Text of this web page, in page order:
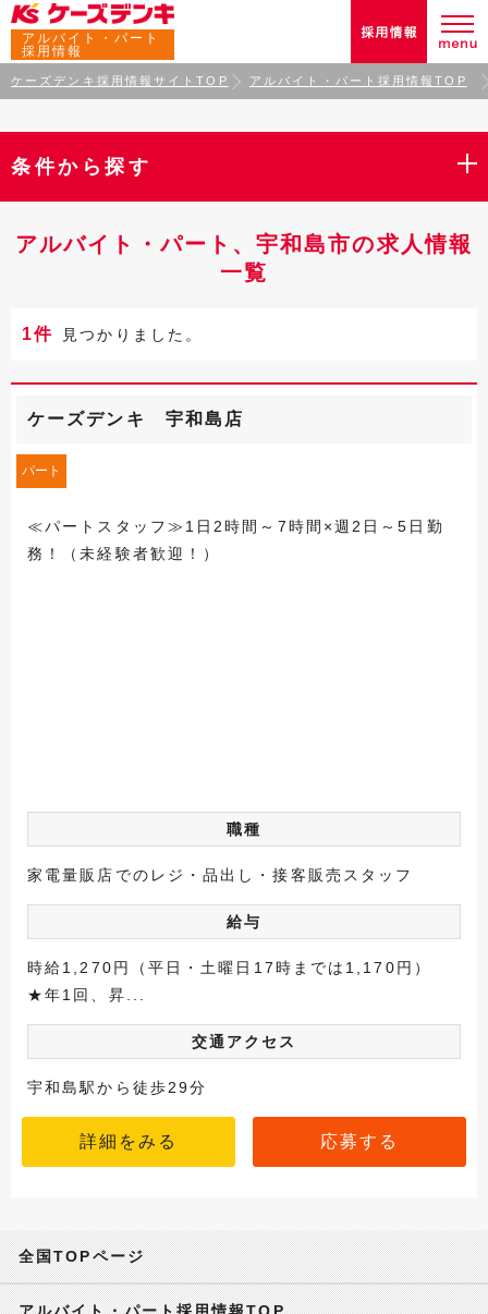
アルバイト・パート
採用情報
ケーズデンキ採用情報サイトTOP アルバイト・パート採用情報TOP
条件から探す
アルバイト・パート、宇和島市の求人情報
一覧
1件 見つかりました。
ケーズデンキ 宇和島店
パート
≪パートスタッフ≫1日2時間～7時間×週2日～5日勤
務！（未経験者歓迎！）
職種
家電量販店でのレジ・品出し・接客販売スタッフ
給与
時給1,270円（平日・土曜日17時までは1,170円）
★年1回、昇...
交通アクセス
宇和島駅から徒歩29分
詳細をみる 応募する
全国TOPページ